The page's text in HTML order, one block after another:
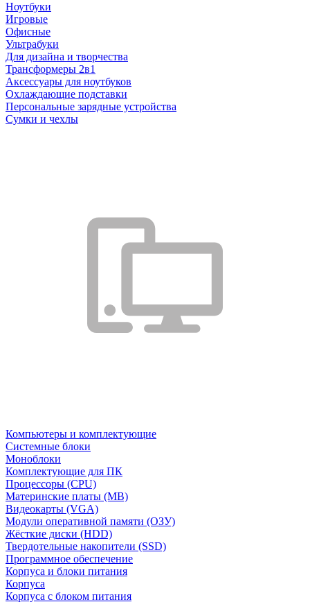
Ноутбуки
Игровые
Офисные
Ультрабуки
Для дизайна и творчества
Трансформеры 2в1
Аксессуары для ноутбуков
Охлаждающие подставки
Персональные зарядные устройства
Сумки и чехлы
Компьютеры и комплектующие
Системные блоки
Моноблоки
Комплектующие для ПК
Процессоры (CPU)
Материнские платы (MB)
Видеокарты (VGA)
Модули оперативной памяти (ОЗУ)
Жёсткие диски (HDD)
Твердотельные накопители (SSD)
Программное обеспечение
Корпуса и блоки питания
Корпуса
Корпуса с блоком питания